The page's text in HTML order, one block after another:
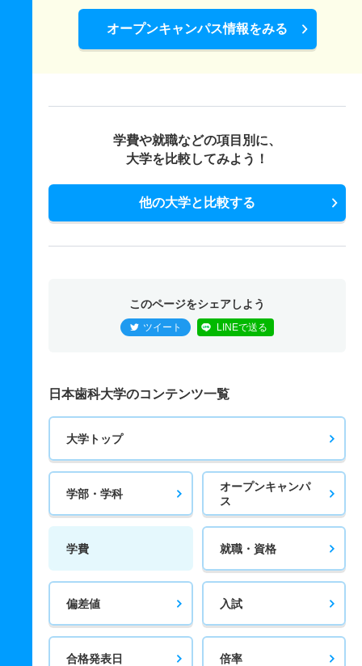
オープンキャンパス情報をみる
学費や就職などの項目別に、
大学を比較してみよう！
他の大学と比較する
このページをシェアしよう
ツイート LINEで送る
日本歯科大学のコンテンツ一覧
大学トップ
学部・学科
オープンキャンパ
ス
学費 就職・資格
偏差値 入試
合格発表日 倍率